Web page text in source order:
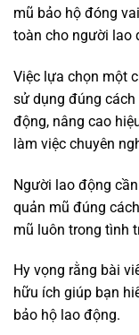
mũ bảo hộ đóng
toàn cho người lao
Việc lựa chọn một
sử dụng đúng
động, nâng cao
làm việc chuyên
Người lao động
quản mũ đúng
mũ luôn trong tình
Hy vọng rằng bài
hữu ích giúp bạn
bảo hộ lao động.